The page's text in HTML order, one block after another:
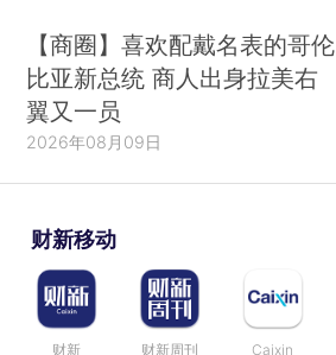
【商圈】喜欢配戴名表的哥伦
比亚新总统 商人出身拉美右
翼又一员
2026年08月09日
财新移动
财新 财新周刊 Caixin